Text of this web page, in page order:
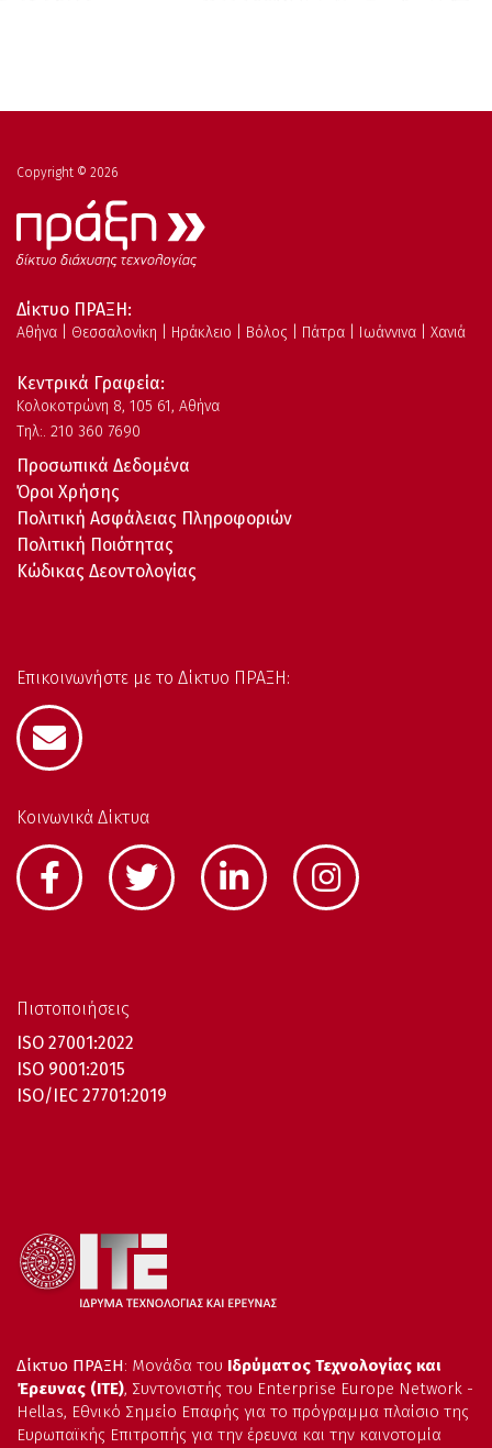
Copyright © 2026
Δίκτυο ΠΡΑΞΗ:
Αθήνα | Θεσσαλονίκη | Ηράκλειο | Βόλος | Πάτρα | Ιωάννινα | Χανιά
Κεντρικά Γραφεία:
Kολοκοτρώνη 8, 105 61, Αθήνα
Τηλ:. 210 360 7690
Προσωπικά Δεδομένα
Όροι Χρήσης
Πολιτική Ασφάλειας Πληροφοριών
Πολιτική Ποιότητας
Κώδικας Δεοντολογίας
Επικοινωνήστε με το Δίκτυο ΠΡΑΞΗ:
Κοινωνικά Δίκτυα
Πιστοποιήσεις
ISO 27001:2022
ISO 9001:2015
ISO/IEC 27701:2019
Δίκτυο ΠΡΑΞΗ: Μονάδα του Ιδρύματος Τεχνολογίας και
Έρευνας (ΙΤΕ), Συντονιστής του Enterprise Europe Network -
Hellas, Εθνικό Σημείο Επαφής για το πρόγραμμα πλαίσιο της
Ευρωπαϊκής Επιτροπής για την έρευνα και την καινοτομία